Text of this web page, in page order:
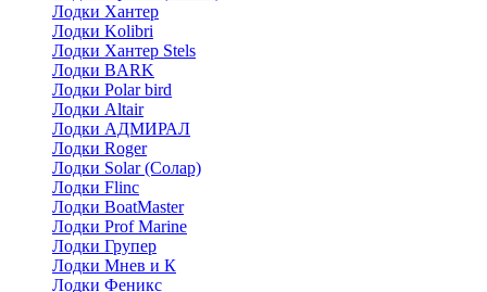
Лодки Хантер
Лодки Kolibri
Лодки Хантер Stels
Лодки BARK
Лодки Polar bird
Лодки Altair
Лодки АДМИРАЛ
Лодки Roger
Лодки Solar (Солар)
Лодки Flinc
Лодки BoatMaster
Лодки Prof Marine
Лодки Групер
Лодки Мнев и К
Лодки Феникс